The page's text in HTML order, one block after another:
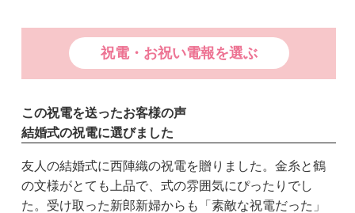
祝電・お祝い電報を選ぶ
この祝電を送ったお客様の声
結婚式の祝電に選びました
友人の結婚式に西陣織の祝電を贈りました。金糸と鶴
の文様がとても上品で、式の雰囲気にぴったりでし
た。受け取った新郎新婦からも「素敵な祝電だった」